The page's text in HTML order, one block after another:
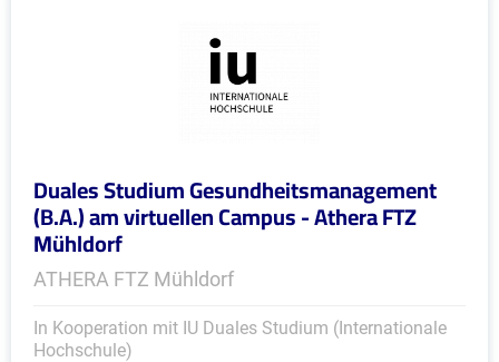
Duales Studium Gesundheitsmanagement
(B.A.) am virtuellen Campus - Athera FTZ
Mühldorf
ATHERA FTZ Mühldorf
In Kooperation mit IU Duales Studium (Internationale
Hochschule)